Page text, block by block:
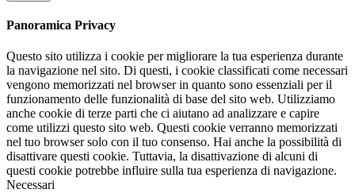
Panoramica Privacy
Questo sito utilizza i cookie per migliorare la tua esperienza durante
la navigazione nel sito. Di questi, i cookie classificati come necessari
vengono memorizzati nel browser in quanto sono essenziali per il
funzionamento delle funzionalità di base del sito web. Utilizziamo
anche cookie di terze parti che ci aiutano ad analizzare e capire
come utilizzi questo sito web. Questi cookie verranno memorizzati
nel tuo browser solo con il tuo consenso. Hai anche la possibilità di
disattivare questi cookie. Tuttavia, la disattivazione di alcuni di
questi cookie potrebbe influire sulla tua esperienza di navigazione.
Necessari